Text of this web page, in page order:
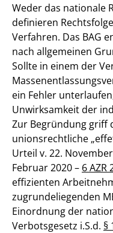
Weder das nationale
definieren
Verfahren. Das BAG
nach allgemeinen
Sollte in einem der
ein Fehler
Unwirksamkeit der
Zur Begründung griff
unionsrechtliche
Urteil v. 22.
Februar 2020 – 6 AZR
effizienten
zugrundeliegenden
Einordnung der
Verbotsgesetz i.S.d. §